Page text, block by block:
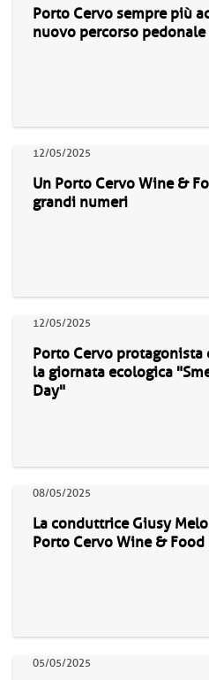
Porto Cervo sempre più
nuovo percorso pedonale
12/05/2025
Un Porto Cervo Wine &
grandi numeri
12/05/2025
Porto Cervo
la giornata ecologica
Day"
08/05/2025
La conduttrice Giusy
Porto Cervo Wine &
05/05/2025